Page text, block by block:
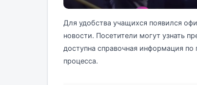
Для удобства учащихся появился
новости. Посетители могут узнать
доступна справочная информация по
процесса.